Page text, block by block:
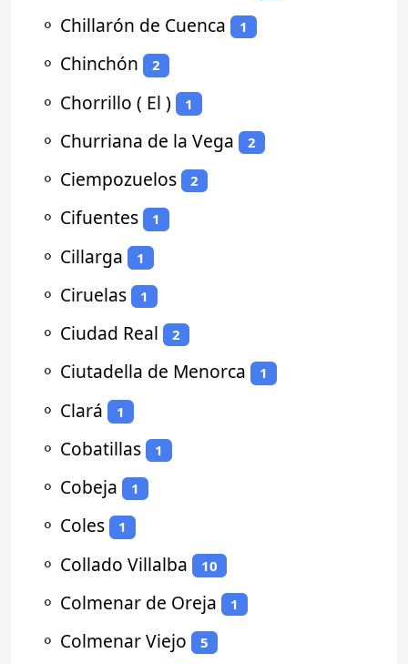
⚬ Chillarón de Cuenca 1
⚬ Chinchón 2
⚬ Chorrillo ( El ) 1
⚬ Churriana de la Vega 2
⚬ Ciempozuelos 2
⚬ Cifuentes 1
⚬ Cillarga 1
⚬ Ciruelas 1
⚬ Ciudad Real 2
⚬ Ciutadella de Menorca 1
⚬ Clará 1
⚬ Cobatillas 1
⚬ Cobeja 1
⚬ Coles 1
⚬ Collado Villalba 10
⚬ Colmenar de Oreja 1
⚬ Colmenar Viejo 5